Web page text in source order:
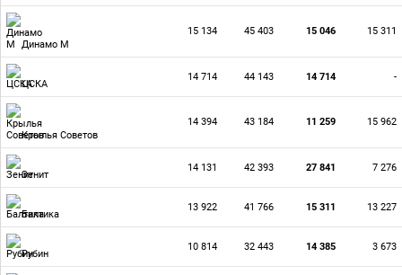
Динамо М
15 134 45 403 15 046 15 311
ЦСКА
14 714 44 143 14 714 -
Крылья Советов
14 394 43 184 11 259 15 962
Зенит
14 131 42 393 27 841 7 276
Балтика
13 922 41 766 15 311 13 227
Рубин
10 814 32 443 14 385 3 673